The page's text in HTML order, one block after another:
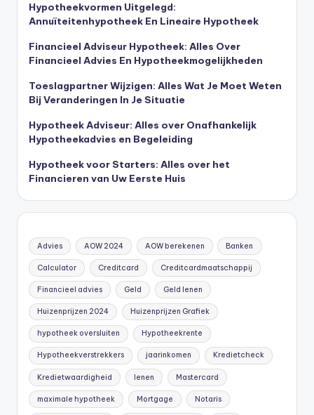
Hypotheekvormen Uitgelegd:
Annuïteitenhypotheek En Lineaire Hypotheek
Financieel Adviseur Hypotheek: Alles Over
Financieel Advies En Hypotheekmogelijkheden
Toeslagpartner Wijzigen: Alles Wat Je Moet Weten
Bij Veranderingen In Je Situatie
Hypotheek Adviseur: Alles over Onafhankelijk
Hypotheekadvies en Begeleiding
Hypotheek voor Starters: Alles over het
Financieren van Uw Eerste Huis
Advies AOW 2024 AOW berekenen Banken
Calculator Creditcard Creditcardmaatschappij
Financieel advies Geld Geld lenen
Huizenprijzen 2024 Huizenprijzen Grafiek
hypotheek oversluiten Hypotheekrente
Hypotheekverstrekkers jaarinkomen Kredietcheck
Kredietwaardigheid lenen Mastercard
maximale hypotheek Mortgage Notaris